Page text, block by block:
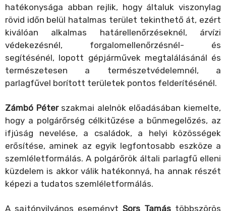
hatékonysága abban rejlik, hogy általuk viszonylag
rövid időn belül hatalmas terület tekinthető át, ezért
kiválóan alkalmas határellenőrzéseknél, árvízi
védekezésnél, forgalomellenőrzésnél- és
segítésénél, lopott gépjárművek megtalálásánál és
természetesen a természetvédelemnél, a
parlagfűvel borított területek pontos felderítésénél.
Zámbó Péterszakmai alelnök előadásában kiemelte,
hogy a polgárőrség célkitűzése a bűnmegelőzés, az
ifjúság nevelése, a családok, a helyi közösségek
erősítése, aminek az egyik legfontosabb eszköze a
szemléletformálás. A polgárőrök általi parlagfű elleni
küzdelem is akkor válik hatékonnyá, ha annak részét
képezi a tudatos szemléletformálás.
A sajtónyilvános eseményt Sors Tamás többszörös